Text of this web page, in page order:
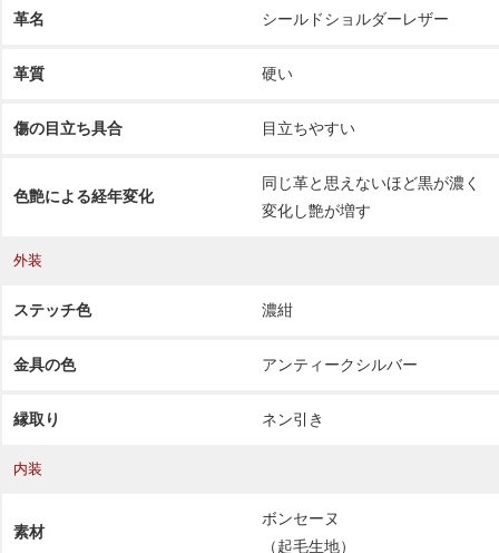
革名 シールドショルダーレザー
革質 硬い
傷の目立ち具合 目立ちやすい
色艶による経年変化
同じ革と思えないほど黒が濃く
変化し艶が増す
外装
ステッチ色 濃紺
金具の色 アンティークシルバー
縁取り ネン引き
内装
素材
ボンセーヌ
（起毛生地）